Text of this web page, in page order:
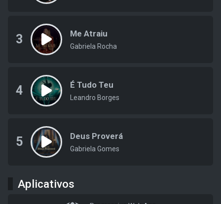
3 Me Atraiu
Gabriela Rocha
4 É Tudo Teu
Leandro Borges
5 Deus Proverá
Gabriela Gomes
Aplicativos